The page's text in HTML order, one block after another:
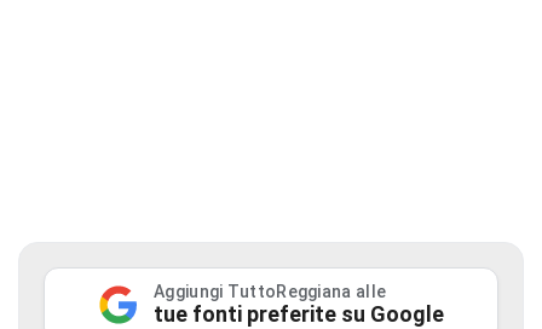
Aggiungi TuttoReggiana alle
tue fonti preferite su Google